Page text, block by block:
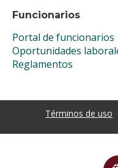
Funcionarios
Portal de funcionarios
Oportunidades
Reglamentos
Términos de uso